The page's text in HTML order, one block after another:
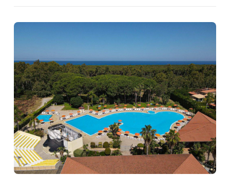
Accedi alla tua area riservata per vedere i tuoi preventivi
Accedi / Registrati